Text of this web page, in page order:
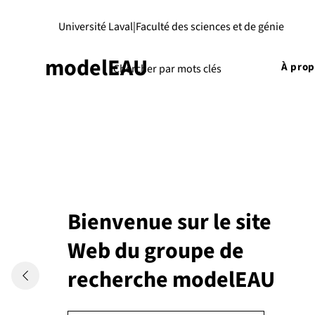
|
Université Laval Faculté des sciences et de génie
modelEAU À
Bienvenue sur le site
Web du groupe de
recherche modelEAU